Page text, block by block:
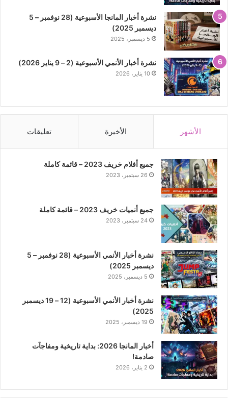
نشرة أخبار المانجا الأسبوعية (28 نوفمبر – 5
ديسمبر 2025)
5 ديسمبر، 2025
نشرة أخبار الأنمي الأسبوعية (2 – 9 يناير 2026)
10 يناير، 2026
الأشهر الأخيرة تعليقات
جميع أفلام خريف 2023 – قائمة كاملة
26 سبتمبر، 2023
جميع أنميات خريف 2023 – قائمة كاملة
24 سبتمبر، 2023
نشرة أخبار الأنمي الأسبوعية (28 نوفمبر – 5
ديسمبر 2025)
5 ديسمبر، 2025
نشرة أخبار الأنمي الأسبوعية (12 – 19 ديسمبر
2025)
19 ديسمبر، 2025
أخبار المانجا 2026: بداية تاريخية ومفاجآت
صادمة!
2 يناير، 2026